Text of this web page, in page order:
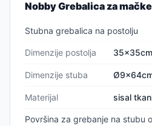
Nobby Grebalica za
Stubna grebalica na postolju
Dimenzije postolja 35x35cm
Dimenzije stuba
Materijal sisal
Površina za grebanje na stubu